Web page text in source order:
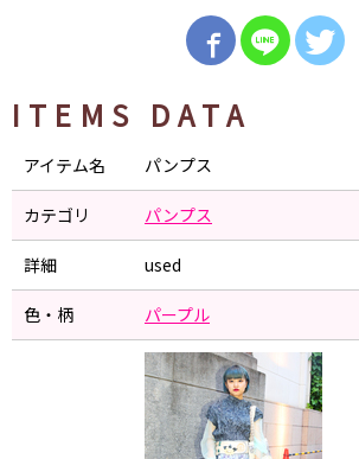
ITEMS DATA
アイテム名 パンプス
カテゴリ パンプス
詳細 used
色・柄 パープル